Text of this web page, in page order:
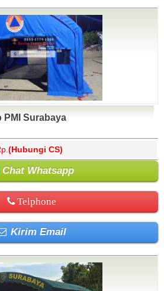
PMI Surabaya
(Hubungi CS)
Chat Whatsapp
Telphone
Kirim Email